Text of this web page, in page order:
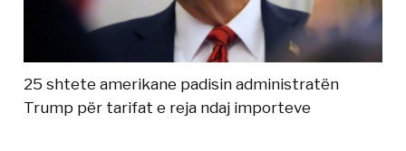
25 shtete amerikane padisin administratën
Trump për tarifat e reja ndaj importeve